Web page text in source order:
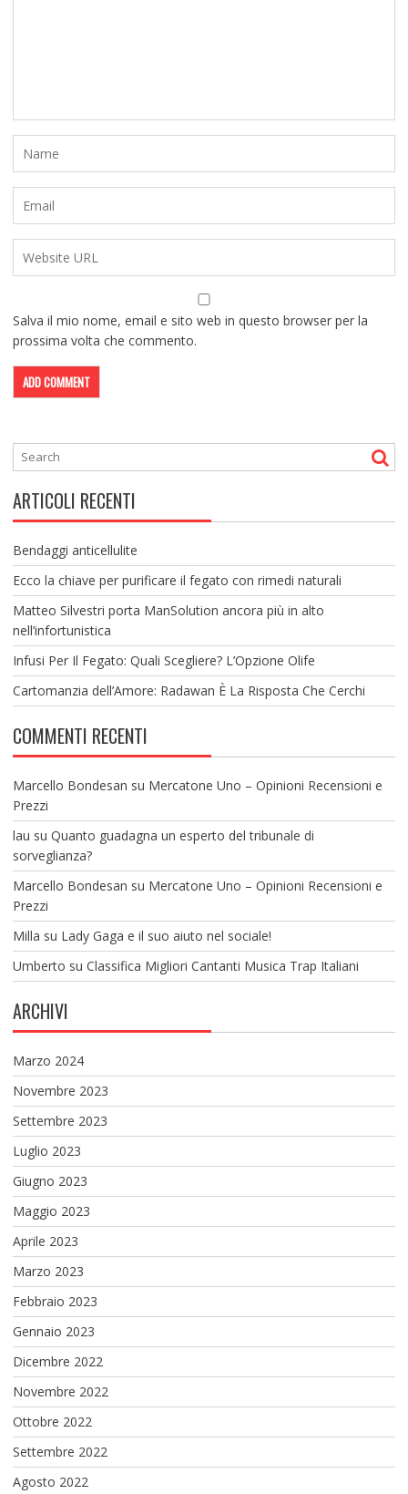
Salva il mio nome, email e sito web in questo browser per la
prossima volta che commento.
ARTICOLI RECENTI
Bendaggi anticellulite
Ecco la chiave per purificare il fegato con rimedi naturali
Matteo Silvestri porta ManSolution ancora più in alto
nell’infortunistica
Infusi Per Il Fegato: Quali Scegliere? L’Opzione Olife
Cartomanzia dell’Amore: Radawan È La Risposta Che Cerchi
COMMENTI RECENTI
Marcello Bondesan su Mercatone Uno – Opinioni Recensioni e
Prezzi
lau su Quanto guadagna un esperto del tribunale di
sorveglianza?
Marcello Bondesan su Mercatone Uno – Opinioni Recensioni e
Prezzi
Milla su Lady Gaga e il suo aiuto nel sociale!
Umberto su Classifica Migliori Cantanti Musica Trap Italiani
ARCHIVI
Marzo 2024
Novembre 2023
Settembre 2023
Luglio 2023
Giugno 2023
Maggio 2023
Aprile 2023
Marzo 2023
Febbraio 2023
Gennaio 2023
Dicembre 2022
Novembre 2022
Ottobre 2022
Settembre 2022
Agosto 2022